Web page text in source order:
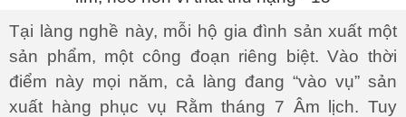
Tại làng nghề này, mỗi hộ gia đình sản xuất một
sản phẩm, một công đoạn riêng biệt. Vào thời
điểm này mọi năm, cả làng đang “vào vụ” sản
xuất hàng phục vụ Rằm tháng 7 Âm lịch. Tuy